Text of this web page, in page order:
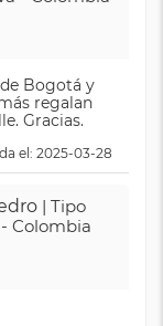
Bogotá y
regalan
Gracias.
el: 2025-03-28
| Tipo
Colombia